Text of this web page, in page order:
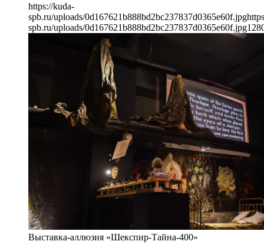
https://kuda-
spb.ru/uploads/0d167621b888bd2bc237837d0365e60f.jpg
spb.ru/uploads/0d167621b888bd2bc237837d0365e60f.jpg
Выставка-аллюзия «Шекспир-Тайна-400»